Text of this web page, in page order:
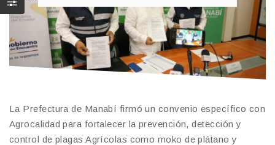
La Prefectura de Manabí firmó un convenio específico con
Agrocalidad para fortalecer la prevención, detección y
control de plagas Agrícolas como moko de plátano y